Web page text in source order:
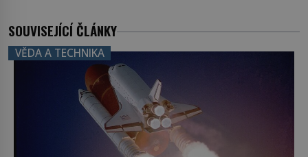
SOUVISEJÍCÍ ČLÁNKY
VĚDA A TECHNIKA